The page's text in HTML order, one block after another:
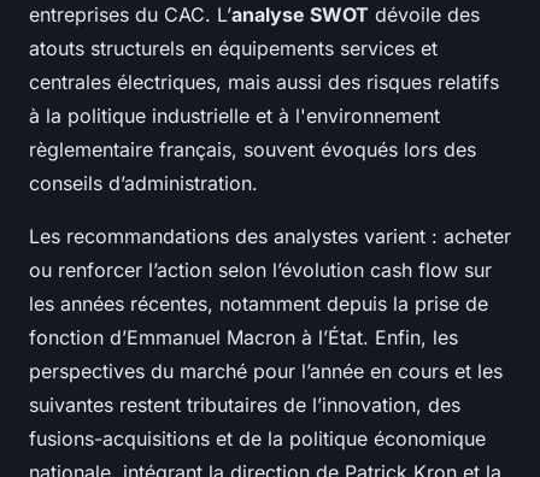
entreprises du CAC. L’analyse SWOT dévoile des
atouts structurels en équipements services et
centrales électriques, mais aussi des risques relatifs
à la politique industrielle et à l'environnement
règlementaire français, souvent évoqués lors des
conseils d’administration.
Les recommandations des analystes varient : acheter
ou renforcer l’action selon l’évolution cash flow sur
les années récentes, notamment depuis la prise de
fonction d’Emmanuel Macron à l’État. Enfin, les
perspectives du marché pour l’année en cours et les
suivantes restent tributaires de l’innovation, des
fusions-acquisitions et de la politique économique
nationale, intégrant la direction de Patrick Kron et la